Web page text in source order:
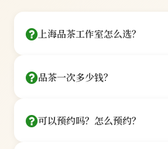
上海品茶工作室怎么选？
看三点：茶艺师是否持证、茶品
我们的每一位茶艺师都持有国家认证
证书，平均从业经验11年以上。所有
品茶一次多少钱？
可以预约吗？怎么预约？